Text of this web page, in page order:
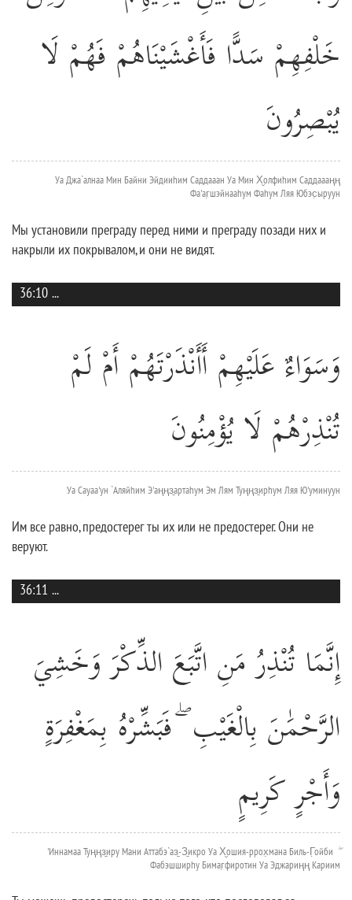
خَلْفِهِمْ سَدًّا فَأَغْشَيْنَاهُمْ فَهُمْ لَا
يُبْصِرُونَ
Уа Джа`алнаа Мин Байни Эйдииhим Саддааан Уа Мин Х̮олфиhим Саддаааңң
Фа'аг̣шэйнааhум Фаhум Ляя Юбэс̣ыруун
Мы установили преграду перед ними и преграду позади них и
накрыли их покрывалом, и они не видят.
36:10 ...
وَسَوَاءٌ عَلَيْهِمْ أَأَنْذَرْتَهُمْ أَمْ لَمْ
تُنْذِرْهُمْ لَا يُؤْمِنُونَ
Уа Сауаа'ун `Аляйhим Э'аңңз̱артаhум Эм Лям Туңңз̱ирhум Ляя Ю'уминуун
Им все равно, предостерег ты их или не предостерег. Они не
веруют.
36:11 ...
إِنَّمَا تُنْذِرُ مَنِ اتَّبَعَ الذِّكْرَ وَخَشِيَ
الرَّحْمَٰنَ بِالْغَيْبِ ۖ فَبَشِّرْهُ بِمَغْفِرَةٍ
وَأَجْرٍ كَرِيمٍ
'Иннамаа Туңңз̱иру Мани Аттабэ`аз̱-З̱икро Уа Х̮ошия-ррох̣мана Биль-Г̣ойби ۖ
Фабэшширhу Бимаг̣фиротин Уа Эджариңң Кариим